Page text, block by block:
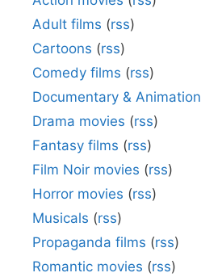
Adult films (rss)
Cartoons (rss)
Comedy films (rss)
Documentary & Animation
Drama movies (rss)
Fantasy films (rss)
Film Noir movies (rss)
Horror movies (rss)
Musicals (rss)
Propaganda films (rss)
Romantic movies (rss)